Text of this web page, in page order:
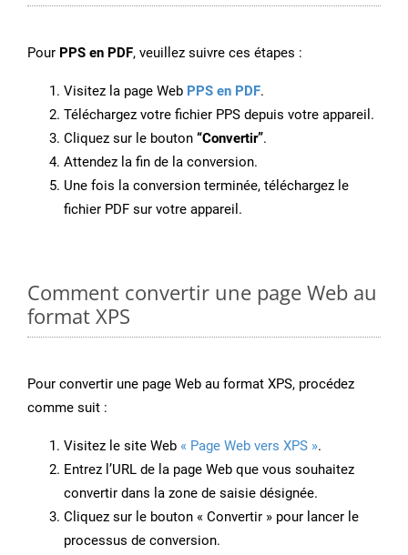
Pour PPS en PDF, veuillez suivre ces étapes :
Visitez la page Web PPS en PDF.
Téléchargez votre fichier PPS depuis votre appareil.
Cliquez sur le bouton “Convertir”.
Attendez la fin de la conversion.
Une fois la conversion terminée, téléchargez le
fichier PDF sur votre appareil.
Comment convertir une page Web au
format XPS
Pour convertir une page Web au format XPS, procédez
comme suit :
Visitez le site Web « Page Web vers XPS ».
Entrez l’URL de la page Web que vous souhaitez
convertir dans la zone de saisie désignée.
Cliquez sur le bouton « Convertir » pour lancer le
processus de conversion.